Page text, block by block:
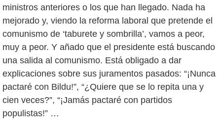
ministros anteriores o los que han llegado. Nada ha
mejorado y, viendo la reforma laboral que pretende el
comunismo de ‘taburete y sombrilla’, vamos a peor,
muy a peor. Y añado que el presidente está buscando
una salida al comunismo. Está obligado a dar
explicaciones sobre sus juramentos pasados: “¡Nunca
pactaré con Bildu!”, “¿Quiere que se lo repita una y
cien veces?”, “¡Jamás pactaré con partidos
populistas!” …